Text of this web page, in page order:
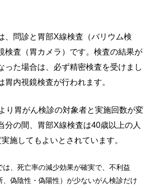
、問診と胃部X線検査（バリウム検
検査（胃カメラ）です。検査の結果が
った場合は、必ず精密検査を受けまし
胃内視鏡検査が行われます。
り胃がん検診の対象者と実施回数が変
分の間、胃部X線検査は40歳以上の人
施してもよいとされています。
は、死亡率の減少効果が確実で、不利益
、偽陰性・偽陽性）が少ないがん検診だけ